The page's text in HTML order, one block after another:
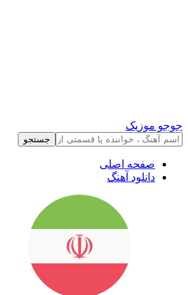
جوجو موزیک
جستجو
صفحه اصلی
دانلود آهنگ